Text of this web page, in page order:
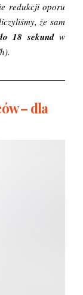
redukcji oporu
że sam
18 sekundw
– dla